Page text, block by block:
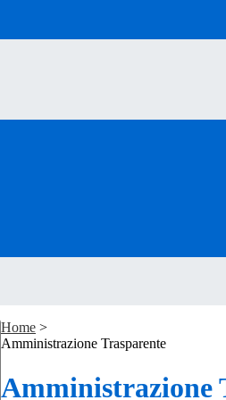
Home >
Amministrazione Trasparente
Amministrazione